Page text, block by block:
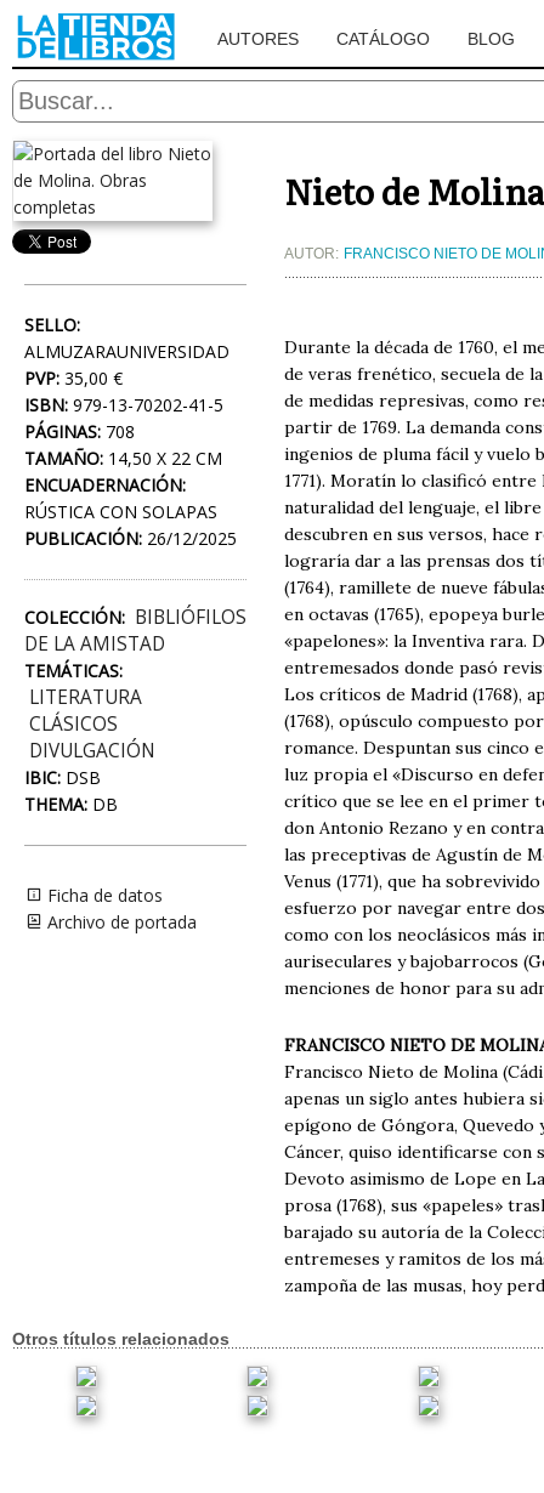
AUTORES CATÁLOGO BLOG
SELLO:
ALMUZARAUNIVERSIDAD
PVP: 35,00 €
ISBN: 979-13-70202-41-5
PÁGINAS: 708
TAMAÑO: 14,50 X 22 CM
ENCUADERNACIÓN:
RÚSTICA CON SOLAPAS
PUBLICACIÓN: 26/12/2025
COLECCIÓN: BIBLIÓFILOS
DE LA AMISTAD
TEMÁTICAS:
LITERATURA
CLÁSICOS
DIVULGACIÓN
IBIC: DSB
THEMA: DB
Ficha de datos
Archivo de portada
Nieto de
AUTOR: FRANCISCO NIETO DE
Durante la década de 1760, el
de veras frenético, secuela de
de medidas represivas, como
partir de 1769. La demanda
ingenios de pluma fácil y vuelo
1771). Moratín lo clasificó
naturalidad del lenguaje, el
descubren en sus versos, hace
lograría dar a las prensas dos
(1764), ramillete de nueve
en octavas (1765), epopeya
«papelones»: la Inventiva rara.
entremesados donde pasó
Los críticos de Madrid (1768),
(1768), opúsculo compuesto
romance. Despuntan sus cinco
luz propia el «Discurso en
crítico que se lee en el primer
don Antonio Rezano y en
las preceptivas de Agustín de
Venus (1771), que ha
esfuerzo por navegar entre
como con los neoclásicos más
auriseculares y bajobarrocos
menciones de honor para su
FRANCISCO NIETO DE
Francisco Nieto de Molina
apenas un siglo antes hubiera
epígono de Góngora, Quevedo
Cáncer, quiso identificarse con
Devoto asimismo de Lope en
prosa (1768), sus «papeles»
barajado su autoría de la
entremeses y ramitos de los
zampoña de las musas, hoy
Otros títulos relacionados